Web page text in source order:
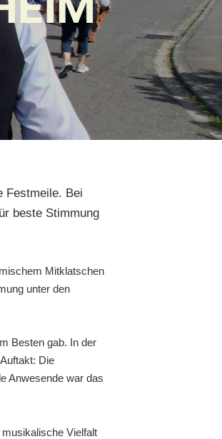
Festmeile. Bei
beste Stimmung
Mitklatschen
unter den
Besten gab. In der
Die
Anwesende war das
Vielfalt